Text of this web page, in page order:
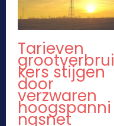
Tarieven
grootverbrui
kers stijgen
door
verzwaren
hoogspanni
ngsnet